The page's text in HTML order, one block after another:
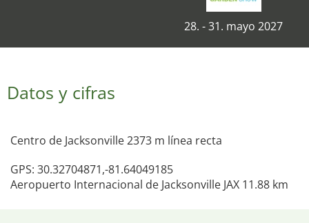
28. - 31. mayo 2027
Datos y cifras
Centro de Jacksonville 2373 m línea recta
GPS: 30.32704871,-81.64049185
Aeropuerto Internacional de Jacksonville JAX 11.88 km